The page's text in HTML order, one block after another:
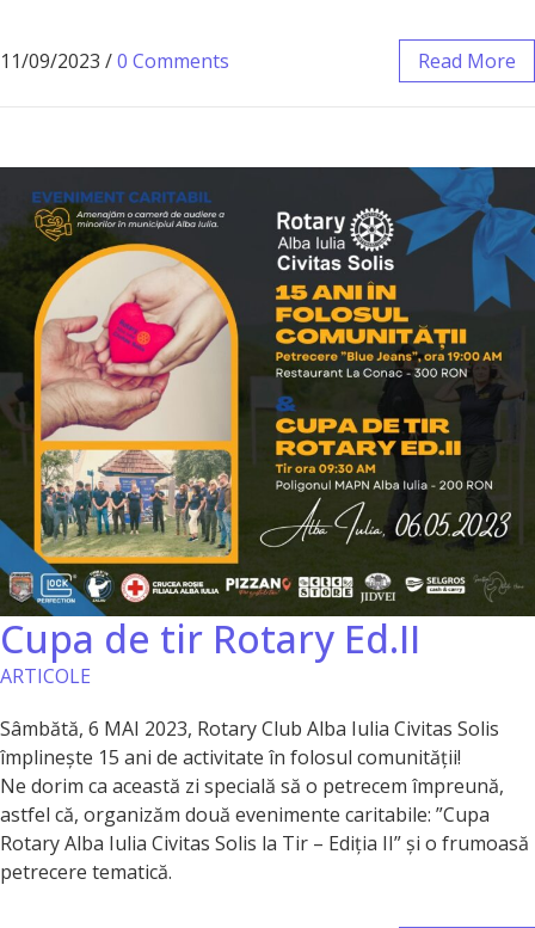
11/09/2023 /0 Comments Read More
Cupa de tir Rotary Ed.II
ARTICOLE
Sâmbătă, 6 MAI 2023, Rotary Club Alba Iulia Civitas Solis
împlinește 15 ani de activitate în folosul comunității!
Ne dorim ca această zi specială să o petrecem împreună,
astfel că, organizăm două evenimente caritabile: ”Cupa
Rotary Alba Iulia Civitas Solis la Tir – Ediția II” și o frumoasă
petrecere tematică.